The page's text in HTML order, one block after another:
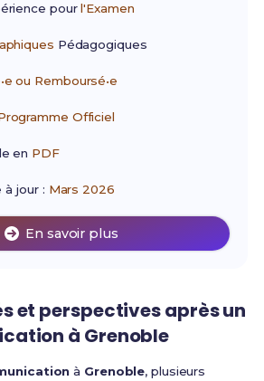
pourl'Examen
Pédagogiques
ou Remboursé•e
Officiel
en PDF
à jour : Mars 2026
En savoir plus
et perspectives après un
à Grenoble
à Grenoble, plusieurs